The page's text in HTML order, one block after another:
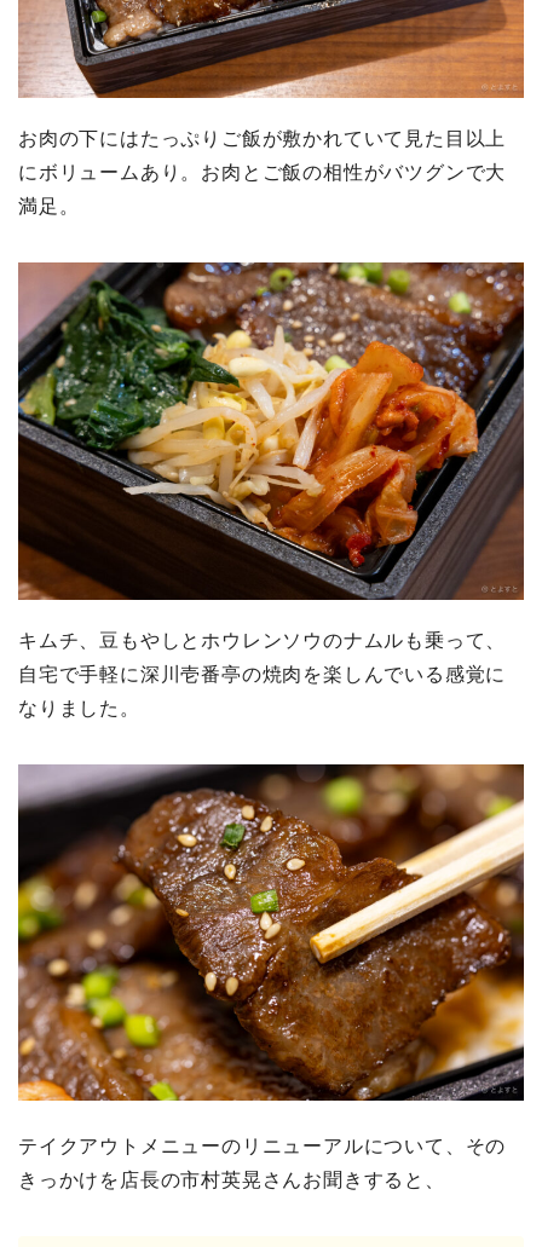
お肉の下にはたっぷりご飯が敷かれていて見た目以上
にボリュームあり。お肉とご飯の相性がバツグンで大
満足。
キムチ、豆もやしとホウレンソウのナムルも乗って、
自宅で手軽に深川壱番亭の焼肉を楽しんでいる感覚に
なりました。
テイクアウトメニューのリニューアルについて、その
きっかけを店長の市村英晃さんお聞きすると、